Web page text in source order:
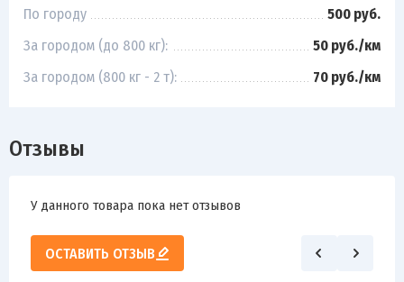
По городу
500 руб.
За городом (до 800 кг):
50 руб./км
За городом (800 кг - 2 т):
70 руб./км
Отзывы
У данного товара пока нет отзывов
ОСТАВИТЬ ОТЗЫВ